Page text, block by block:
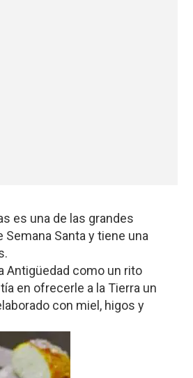
es una de las grandes
Santa y tiene una
Antigüedad como un rito
en ofrecerle a la Tierra un
con miel, higos y